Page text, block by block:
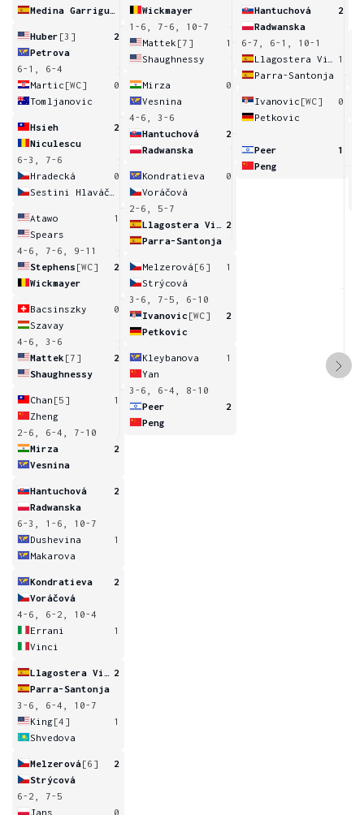
Huber [3]
2
Petrova
6-1, 6-4
Martic [WC]
0
Tomljanovic
Hsieh
2
Niculescu
6-3, 7-6
Hradecká
0
Atawo
1
Spears
4-6, 7-6, 9-11
Stephens [WC]
2
Wickmayer
Bacsinszky
0
Szavay
4-6, 3-6
Mattek [7]
2
Shaughnessy
Chan [5]
1
Zheng
2-6, 6-4, 7-10
Mirza
2
Vesnina
Hantuchová
2
Radwanska
6-3, 1-6, 10-7
Dushevina
1
Makarova
Kondratieva
2
Voráčová
4-6, 6-2, 10-4
Errani
1
Vinci
2
Parra-Santonja
3-6, 6-4, 10-7
King[4]
1
Shvedova
Melzerová[6]
2
Strýcová
6-2, 7-5
Jans
0
Wickmayer
1-6, 7-6, 10-7
Mattek [7]
1
Shaughnessy
Mirza
0
Vesnina
4-6, 3-6
Hantuchová
2
Radwanska
Kondratieva
0
Voráčová
2-6, 5-7
2
Parra-Santonja
Melzerová [6]
1
Strýcová
3-6, 7-5, 6-10
Ivanovic [WC]
2
Petkovic
Kleybanova
1
Yan
3-6, 6-4, 8-10
Peer
2
Peng
Hantuchová
2
Radwanska
6-7, 6-1, 10-1
1
Parra-Santonja
Ivanovic [WC]
0
Petkovic
Peer
1
Peng